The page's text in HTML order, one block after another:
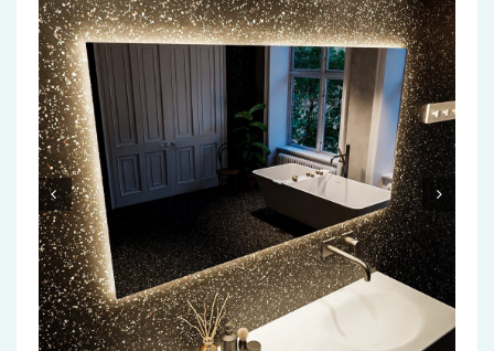
Radiatoren
Accessoires
Installatiemateriaal
Klimaatbeheersing
PVC
Tegels